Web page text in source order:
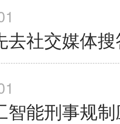
去社交媒体
智能刑事规